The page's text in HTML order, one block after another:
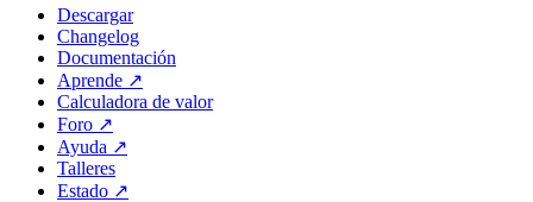
Descargar
Changelog
Documentación
Aprende ↗
Calculadora de valor
Foro ↗
Ayuda ↗
Talleres
Estado ↗